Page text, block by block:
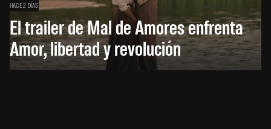
HACE 2 DÍAS
El trailer de Mal de Amores enfrenta
Amor, libertad y revolución